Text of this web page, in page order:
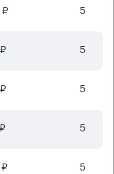
5
5
5
5
5